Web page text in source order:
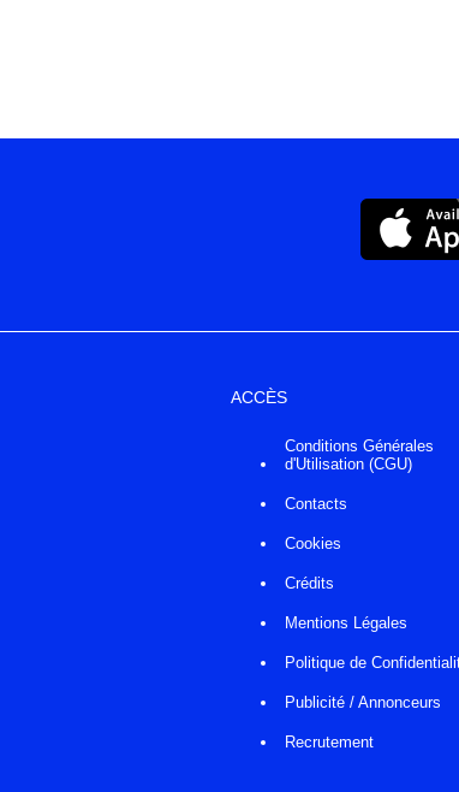
ACCÈS
Conditions Générales
d'Utilisation (CGU)
Contacts
Cookies
Crédits
Mentions Légales
Politique de
Publicité / Annonceurs
Recrutement